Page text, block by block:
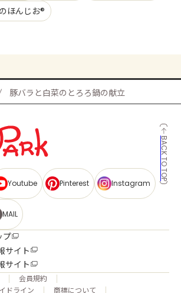
ほんじお®
豚バラと白菜のとろろ鍋の献立
BACK TO TOP
Youtube Pinterest Instagram
MAIL
プ
サイト
サイト
会員規約
ドライン
商標について